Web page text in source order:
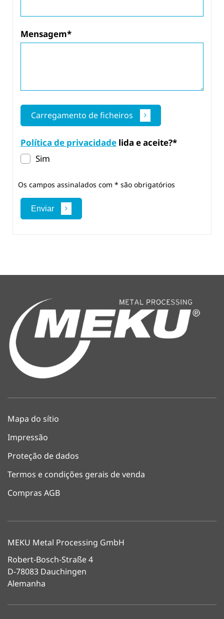
Mensagem*
Carregamento de ficheiros
Política de privacidade lida e aceite?*
Sim
Os campos assinalados com * são obrigatórios
Enviar
Mapa do sítio
Impressão
Proteção de dados
Termos e condições gerais de venda
Compras AGB
MEKU Metal Processing GmbH
Robert-Bosch-Straße 4
D-78083 Dauchingen
Alemanha